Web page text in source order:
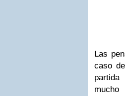
Las
caso
partida